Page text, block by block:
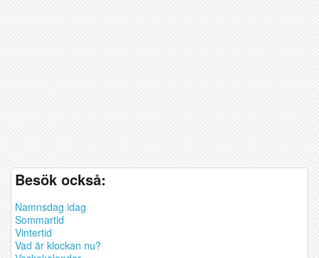
Besök också:
Namnsdag idag
Sommartid
Vintertid
Vad är klockan nu?